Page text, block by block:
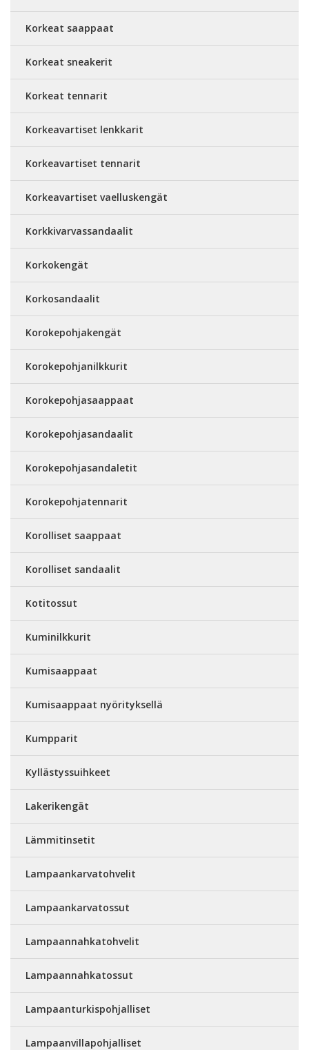
Korkeat saappaat
Korkeat sneakerit
Korkeat tennarit
Korkeavartiset lenkkarit
Korkeavartiset tennarit
Korkeavartiset vaelluskengät
Korkkivarvassandaalit
Korkokengät
Korkosandaalit
Korokepohjakengät
Korokepohjanilkkurit
Korokepohjasaappaat
Korokepohjasandaalit
Korokepohjasandaletit
Korokepohjatennarit
Korolliset saappaat
Korolliset sandaalit
Kotitossut
Kuminilkkurit
Kumisaappaat
Kumisaappaat nyörityksellä
Kumpparit
Kyllästyssuihkeet
Lakerikengät
Lämmitinsetit
Lampaankarvatohvelit
Lampaankarvatossut
Lampaannahkatohvelit
Lampaannahkatossut
Lampaanturkispohjalliset
Lampaanvillapohjalliset